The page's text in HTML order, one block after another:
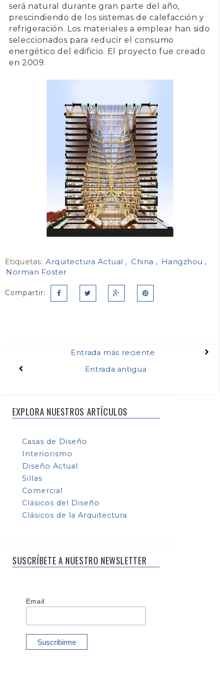
será natural durante gran parte del año,
prescindiendo de los sistemas de calefacción y
refrigeración. Los materiales a emplear han sido
seleccionados para reducir el consumo
energético del edificio. El proyecto fue creado
en 2009.
Etiquetas: Arquitectura Actual China
Hangzhou
Norman Foster
Compartir:
Entrada más reciente
Entrada antigua
EXPLORA NUESTROS ARTÍCULOS
Casas de Diseño
Interiorismo
Diseño Actual
Sillas
Comercial
Clásicos del Diseño
Clásicos de la Arquitectura
SUSCRÍBETE A NUESTRO NEWSLETTER
Email